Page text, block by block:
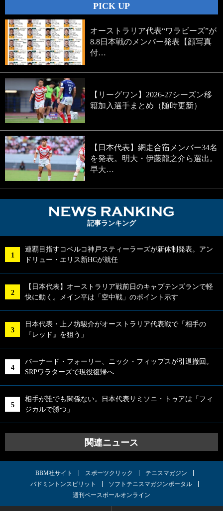
PICK UP
オーストラリア代表“ワラビーズ”が
8.8日本戦のメンバー発表【顔写真
付…
【リーグワン】2026-27シーズン移
籍加入選手まとめ（随時更新）
【日本代表】網走合宿メンバー34名
を発表。明大・伊藤龍之介ら選出。
早大…
記事ランキング
連覇目指すコベルコ神戸スティーラーズが新体制発表。アン
ドリュー・エリス新HCが就任
【日本代表】オーストラリア戦前日のキャプテンズランで軽
快に動く。メイン平は「空中戦」のポイント示す
日本代表・上ノ坊駿介がオーストラリア代表戦で「相手の
『レッド』を狙う」
バーナード・フォーリー、ニック・フィップスが引退撤回。
SRPワラターズで現役復帰へ
相手が誰でも関係ない。日本代表サミソニ・トゥアは「フィ
ジカルで勝つ」
関連ニュース
BBM社サイト スポーツクリック
テニスマガジン
バドミントンスピリット
ソフトテニスマガジンポータル
週刊ベースボールオンライン